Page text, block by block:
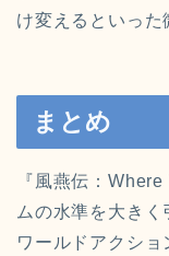
け変えるといった
まとめ
『風燕伝：
ムの水準を大き
ワールドアクショ